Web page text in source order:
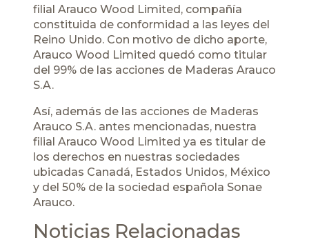
filial Arauco Wood Limited, compañía
constituida de conformidad a las leyes del
Reino Unido. Con motivo de dicho aporte,
Arauco Wood Limited quedó como titular
del 99% de las acciones de Maderas Arauco
S.A.
Así, además de las acciones de Maderas
Arauco S.A. antes mencionadas, nuestra
filial Arauco Wood Limited ya es titular de
los derechos en nuestras sociedades
ubicadas Canadá, Estados Unidos, México
y del 50% de la sociedad española Sonae
Arauco.
Noticias Relacionadas